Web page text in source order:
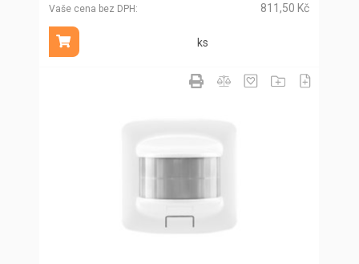
Vaše cena bez DPH
811,50 Kč
ks
Přidat do košíku